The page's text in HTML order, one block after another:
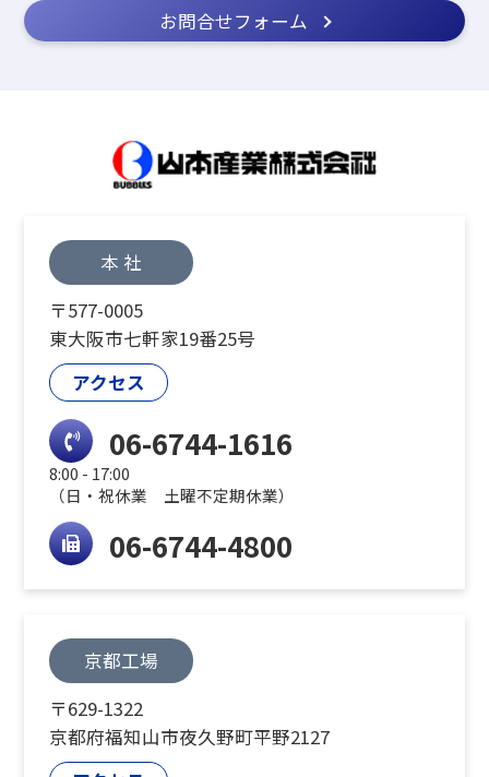
お問合せフォーム
本 社
〒577-0005
東大阪市七軒家19番25号
アクセス
06-6744-1616
8:00 - 17:00
（日・祝休業 土曜不定期休業）
06-6744-4800
京都工場
〒629-1322
京都府福知山市夜久野町平野2127